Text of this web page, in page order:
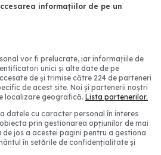
Vaccinul împotriva
hantavirusului, între
eșec: de ce este încă în
experimentală
06 mai 2026, 11:30
informațiilor de pe un
vor fi prelucrate, iar informațiile de
unici și alte date de pe
de și trimise către 224 de parteneri
de acest site. Noi și partenerii noștri
localizare geografică. Lista partenerilor.
datele cu caracter personal în interes
prin gestionarea opțiunilor de mai
jos a acestei pagini pentru a gestiona
în setările de confidențialitate și